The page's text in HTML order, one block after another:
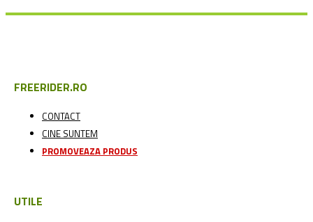
FREERIDER.RO
CONTACT
CINE SUNTEM
PROMOVEAZA PRODUS
UTILE